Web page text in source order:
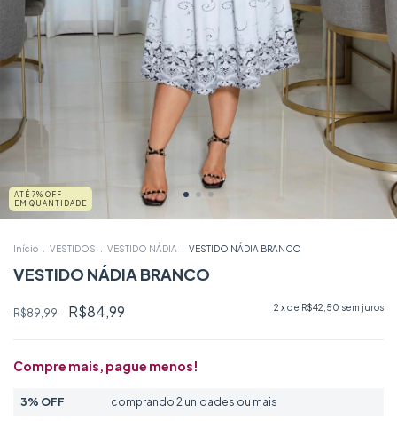
ATÉ 7% OFF
EM QUANTIDADE
Início VESTIDOS VESTIDO NÁDIA VESTIDO NÁDIA BRANCO
VESTIDO NÁDIA BRANCO
R$89,99 R$84,99 2 x de R$42,50 sem juros
Compre mais, pague menos!
3% OFF comprando 2 unidades ou mais